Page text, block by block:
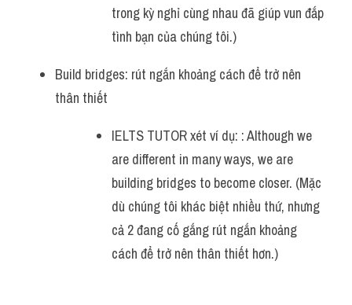
trong kỳ nghỉ cùng nhau đã giúp vun đắp
tình bạn của chúng tôi.)
Build bridges: rút ngắn khoảng cách để trở nên
thân thiết
IELTS TUTOR xét ví dụ: : Although we
are different in many ways, we are
building bridges to become closer. (Mặc
dù chúng tôi khác biệt nhiều thứ, nhưng
cả 2 đang cố gắng rút ngắn khoảng
cách để trở nên thân thiết hơn.)